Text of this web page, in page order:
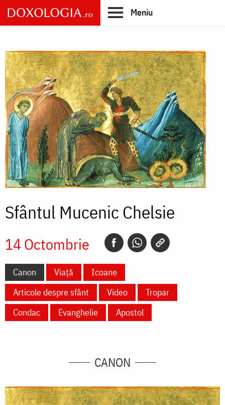
Skip
to
main
Meniu
Sfântul Mucenic Chelsie
14 Octombrie
Canon Viață
Icoane
Articole despre sfânt
Video
Tropar
Condac
Evanghelie Apostol
CANON